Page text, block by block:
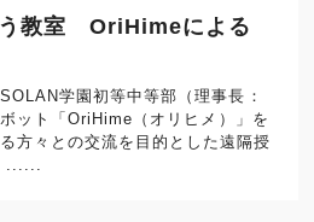
教室 OriHimeによる
学園初等中等部（理事長：
ット「OriHime（オリヒメ）」を
方々との交流を目的とした遠隔授
......